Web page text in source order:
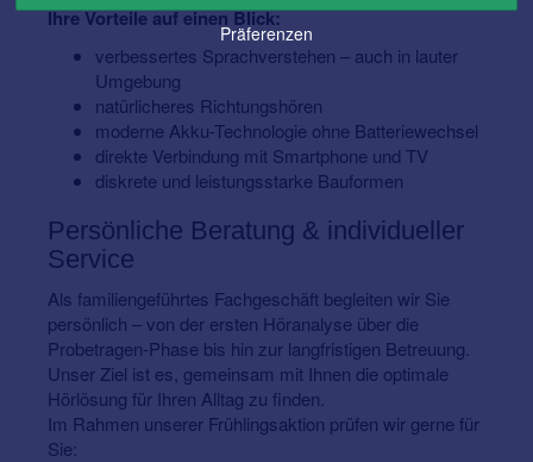
Ihre Vorteile auf einen Blick:
verbessertes Sprachverstehen – auch in lauter
Umgebung
natürlicheres Richtungshören
moderne Akku-Technologie ohne Batteriewechsel
direkte Verbindung mit Smartphone und TV
diskrete und leistungsstarke Bauformen
Persönliche Beratung & individueller
Service
Als familiengeführtes Fachgeschäft begleiten wir Sie
persönlich – von der ersten Höranalyse über die
Probetragen-Phase bis hin zur langfristigen Betreuung.
Unser Ziel ist es, gemeinsam mit Ihnen die optimale
Hörlösung für Ihren Alltag zu finden.
Im Rahmen unserer Frühlingsaktion prüfen wir gerne für
Sie:
Präferenzen